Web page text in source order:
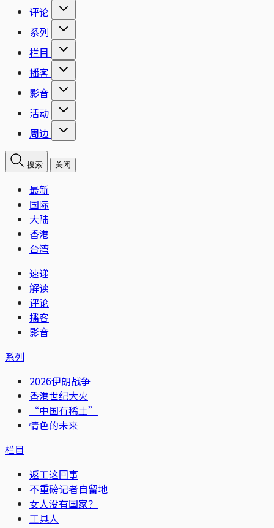
评论
系列
栏目
播客
影音
活动
周边
搜索 关闭
最新
国际
大陆
香港
台湾
速递
解读
评论
播客
影音
系列
2026伊朗战争
香港世纪大火
“中国有稀土”
情色的未来
栏目
返工这回事
不重磅记者自留地
女人没有国家？
工具人